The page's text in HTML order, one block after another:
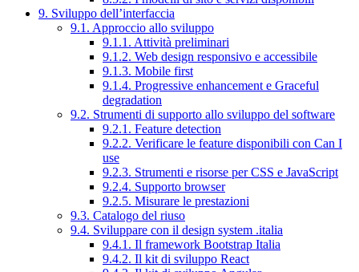
9. Sviluppo dell’interfaccia
9.1. Approccio allo sviluppo
9.1.1. Attività preliminari
9.1.2. Web design responsivo e accessibile
9.1.3. Mobile first
9.1.4. Progressive enhancement e Graceful
degradation
9.2. Strumenti di supporto allo sviluppo del software
9.2.1. Feature detection
9.2.2. Verificare le feature disponibili con Can I
use
9.2.3. Strumenti e risorse per CSS e JavaScript
9.2.4. Supporto browser
9.2.5. Misurare le prestazioni
9.3. Catalogo del riuso
9.4. Sviluppare con il design system .italia
9.4.1. Il framework Bootstrap Italia
9.4.2. Il kit di sviluppo React